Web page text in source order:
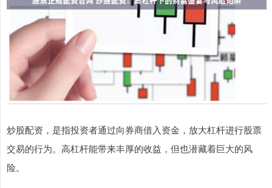
炒股配资，是指投资者通过向券商借入资金，放大杠杆进行股票
交易的行为。高杠杆能带来丰厚的收益，但也潜藏着巨大的风
险。